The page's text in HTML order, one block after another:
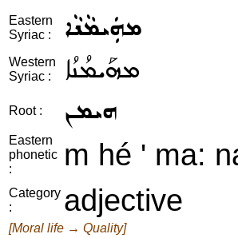
Eastern
Syriac :
ܡܗܲܝܡܵܢܵܐ
Western
Syriac :
ܡܗܰܝܡܳܢܳܐ
Root : ܗܝܡܢ
Eastern
phonetic
:
m hé ' ma:
Category
:
adjective
[Moral life → Quality]